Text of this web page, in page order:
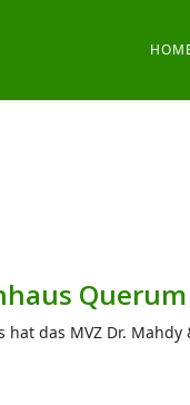
Querum
das MVZ Dr.